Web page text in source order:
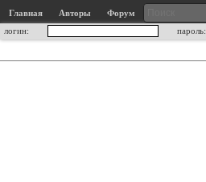
Главная Авторы
Форум
логин:
пароль: